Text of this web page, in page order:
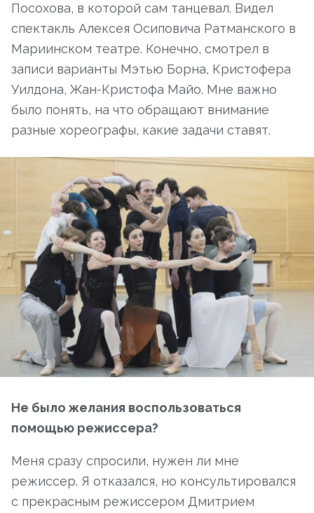
Посохова, в которой сам танцевал. Видел
спектакль Алексея Осиповича Ратманского в
Мариинском театре. Конечно, смотрел в
записи варианты Мэтью Борна, Кристофера
Уилдона, Жан-Кристофа Майо. Мне важно
было понять, на что обращают внимание
разные хореографы, какие задачи ставят.
Не было желания воспользоваться
помощью режиссера?
Меня сразу спросили, нужен ли мне
режиссер. Я отказался, но консультировался
с прекрасным режиссером Дмитрием